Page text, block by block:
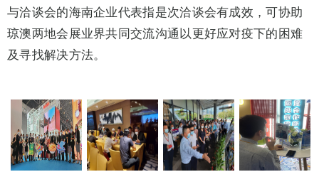
与洽谈会的海南企业代表指是次洽谈会有成效，可协助
琼澳两地会展业界共同交流沟通以更好应对疫下的困难
及寻找解决方法。